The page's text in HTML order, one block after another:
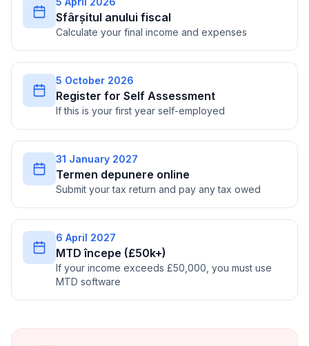
Sfârșitul anului fiscal
Calculate your final income and expenses
5 October 2026
Register for Self Assessment
If this is your first year self-employed
31 January 2027
Termen depunere online
Submit your tax return and pay any tax owed
6 April 2027
MTD începe (£50k+)
If your income exceeds £50,000, you must use
MTD software